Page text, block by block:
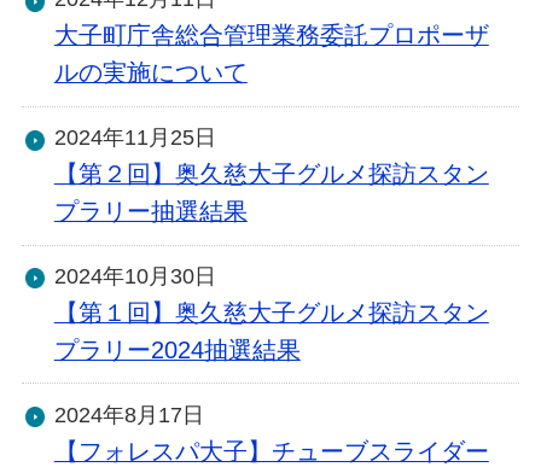
大子町庁舎総合管理業務委託プロポーザ
ルの実施について
2024年11月25日
【第２回】奥久慈大子グルメ探訪スタン
プラリー抽選結果
2024年10月30日
【第１回】奥久慈大子グルメ探訪スタン
プラリー2024抽選結果
2024年8月17日
【フォレスパ大子】チューブスライダー